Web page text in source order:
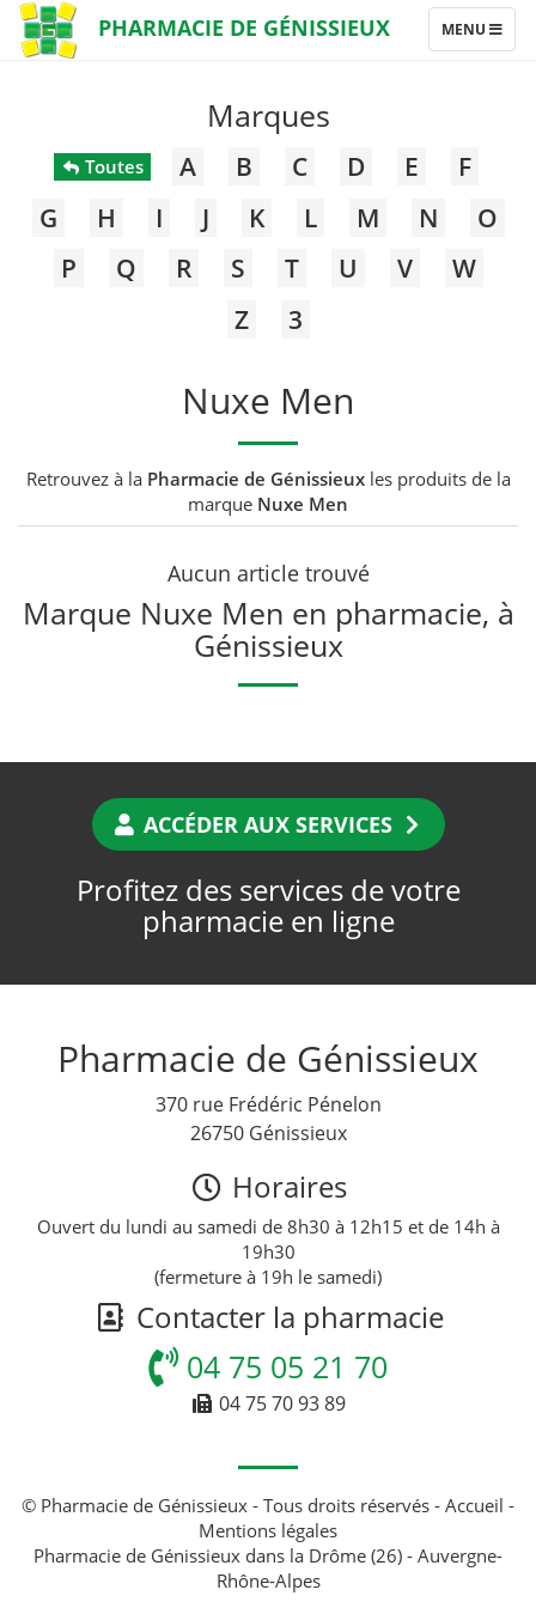
PHARMACIE DE GÉNISSIEUX
TOGGLE
NAVIGATION
MENU
Marques
Toutes A B C D E
F
G
H I J K L M N
O
P
Q R S T U V
W
Z
3
Nuxe Men
Retrouvez à la Pharmacie de Génissieuxles produits de la
marque Nuxe Men
Aucun article trouvé
Marque Nuxe Men en pharmacie, à
Génissieux
ACCÉDER AUX SERVICES
Profitez des services de votre
pharmacie en ligne
Pharmacie de Génissieux
370 rue Frédéric Pénelon
26750 Génissieux
Horaires
Ouvert du lundi au samedi de 8h30 à 12h15 et de 14h à
19h30
(fermeture à 19h le samedi)
Contacter la pharmacie
04 75 05 21 70
04 75 70 93 89
© Pharmacie de Génissieux - Tous droits réservés - Accueil -
Mentions légales
Pharmacie de Génissieux dans la Drôme (26) - Auvergne-
Rhône-Alpes